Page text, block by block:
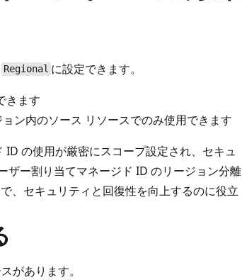
Regional に設定できます。
きます
ン内のソース リソースでのみ使用できます
ID の使用が厳密にスコープ設定され、セキュ
ザー割り当てマネージド ID のリージョン分離
、セキュリティと回復性を向上するのに役立
があります。